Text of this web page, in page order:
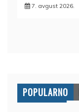
7. avgust 2026.
POPULARNO